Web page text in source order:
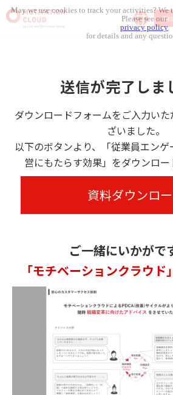
資
料金体系
無料セミナー
お役立ち資料
コラム記事
組織人事メディア
送信が完了しま
ダウンロードフォームをご入力い
ざいました。
以下のボタンより、「従業員エン
営にもたらす効果」をダウンロー
資料ダウンロ
ご一緒にいかがで
「モチベーションクラウ
May we use cookies to track your activities? We
Please see our
privacy policy
for details and any